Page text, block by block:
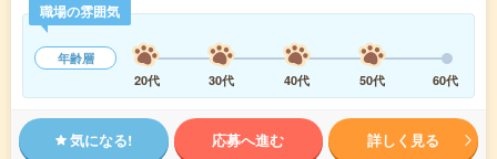
職場の雰囲気
年齢層
20代
30代 40代 50代 60代
気になる! 応募へ進む 詳しく見る